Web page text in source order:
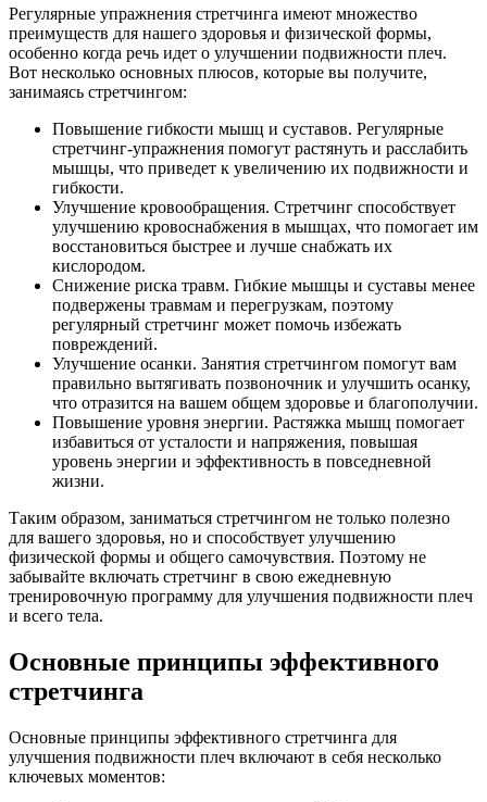
Регулярные упражнения стретчинга имеют множество
преимуществ для нашего здоровья и физической формы,
особенно когда речь идет о улучшении подвижности плеч.
Вот несколько основных плюсов, которые вы получите,
занимаясь стретчингом:
Повышение гибкости мышц и суставов. Регулярные
стретчинг-упражнения помогут растянуть и расслабить
мышцы, что приведет к увеличению их подвижности и
гибкости.
Улучшение кровообращения. Стретчинг способствует
улучшению кровоснабжения в мышцах, что помогает им
восстановиться быстрее и лучше снабжать их
кислородом.
Снижение риска травм. Гибкие мышцы и суставы менее
подвержены травмам и перегрузкам, поэтому
регулярный стретчинг может помочь избежать
повреждений.
Улучшение осанки. Занятия стретчингом помогут вам
правильно вытягивать позвоночник и улучшить осанку,
что отразится на вашем общем здоровье и благополучии.
Повышение уровня энергии. Растяжка мышц помогает
избавиться от усталости и напряжения, повышая
уровень энергии и эффективность в повседневной
жизни.
Таким образом, заниматься стретчингом не только полезно
для вашего здоровья, но и способствует улучшению
физической формы и общего самочувствия. Поэтому не
забывайте включать стретчинг в свою ежедневную
тренировочную программу для улучшения подвижности плеч
и всего тела.
Основные принципы эффективного
стретчинга
Основные принципы эффективного стретчинга для
улучшения подвижности плеч включают в себя несколько
ключевых моментов: